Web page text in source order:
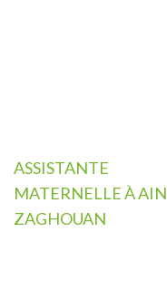
Navigation
de
l’article
ASSISTANTE
MATERNELLE À AIN
ZAGHOUAN